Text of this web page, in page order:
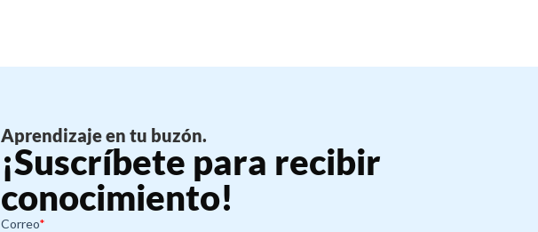
Aprendizaje en tu buzón.
¡Suscríbete para recibir
conocimiento!